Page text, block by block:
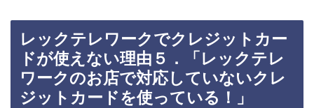
レックテレワークでクレジットカー
ドが使えない理由５．「レックテレ
ワークのお店で対応していないクレ
ジットカードを使っている！」